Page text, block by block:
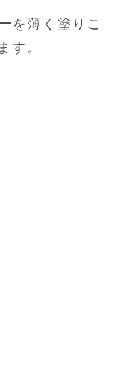
を薄く塗りこ
す。